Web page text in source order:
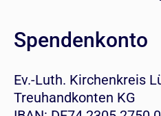
Spendenkonto
Ev.-Luth. Kirchenkreis
Treuhandkonten KG